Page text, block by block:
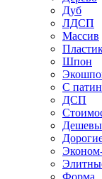
Дуб
ЛДСП
Массив
Шпон
С
ДСП
Форма